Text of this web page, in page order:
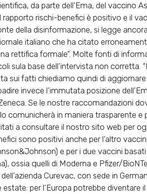
da parte dell’Ema, del vaccino
rapporto rischi-benefici è positivo e il
della disinformazione, si legge
italiano che ha citato
rettifica formale”. Molte fonti di
sula base dell’intervista non corretta.
sui fatti chiediamo quindi di
invece l’immutata posizione
Se le nostre raccomandazioni
comunicherà in maniera trasparente
a consultare il nostro sito web per
sono positivi anche per l’altro
e per i due vaccini basati
ossia quelli di Moderna e Pfizer/
Curevac, con sede in
estate: per l’Europa potrebbe